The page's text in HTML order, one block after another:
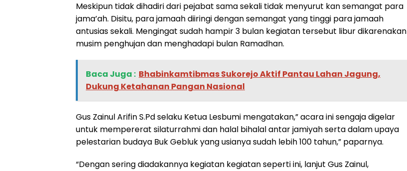
Meskipun tidak dihadiri dari pejabat sama sekali tidak menyurut kan semangat para
jama’ah. Disitu, para jamaah diiringi dengan semangat yang tinggi para jamaah
antusias sekali. Mengingat sudah hampir 3 bulan kegiatan tersebut libur dikarenakan
musim penghujan dan menghadapi bulan Ramadhan.
Baca Juga : Bhabinkamtibmas Sukorejo Aktif Pantau Lahan Jagung,
Dukung Ketahanan Pangan Nasional
Gus Zainul Arifin S.Pd selaku Ketua Lesbumi mengatakan,” acara ini sengaja digelar
untuk mempererat silaturrahmi dan halal bihalal antar jamiyah serta dalam upaya
pelestarian budaya Buk Gebluk yang usianya sudah lebih 100 tahun,” paparnya.
“Dengan sering diadakannya kegiatan kegiatan seperti ini, lanjut Gus Zainul,